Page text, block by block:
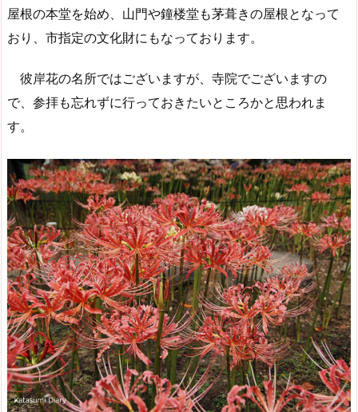
屋根の本堂を始め、山門や鐘楼堂も茅葺きの屋根となって
おり、市指定の文化財にもなっております。
彼岸花の名所ではございますが、寺院でございますの
で、参拝も忘れずに行っておきたいところかと思われま
す。